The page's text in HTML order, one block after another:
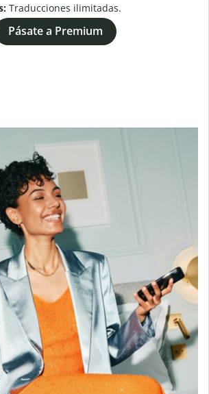
Traducciones ilimitadas.
Pásate a Premium